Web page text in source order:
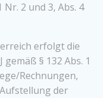
Nr. 2 und 3, Abs. 4
erfolgt die
§ 132 Abs. 1
Rechnungen,
der